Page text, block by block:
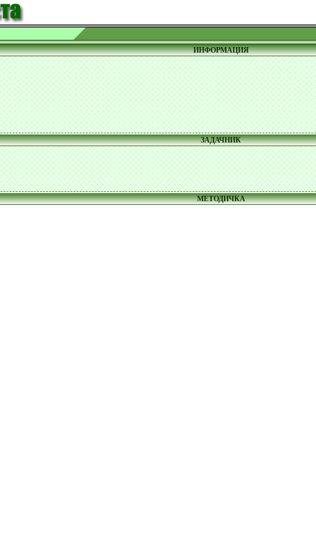
ИНФОРМАЦИЯ
ЗАДАЧНИК
МЕТОДИЧКА